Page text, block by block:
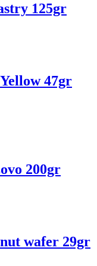
125gr
47gr
200gr
wafer 29gr